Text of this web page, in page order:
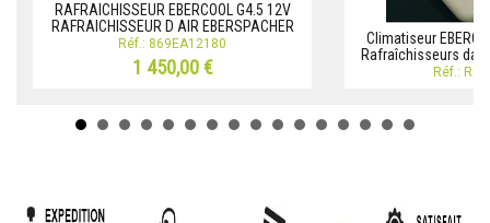
RAFRAICHISSEUR EBERCOOL G4.5 12V
RAFRAICHISSEUR D AIR EBERSPACHER
Réf.: 869EA12180
1 450,00 €
Climatiseur
Rafraîchisseurs
Réf.: